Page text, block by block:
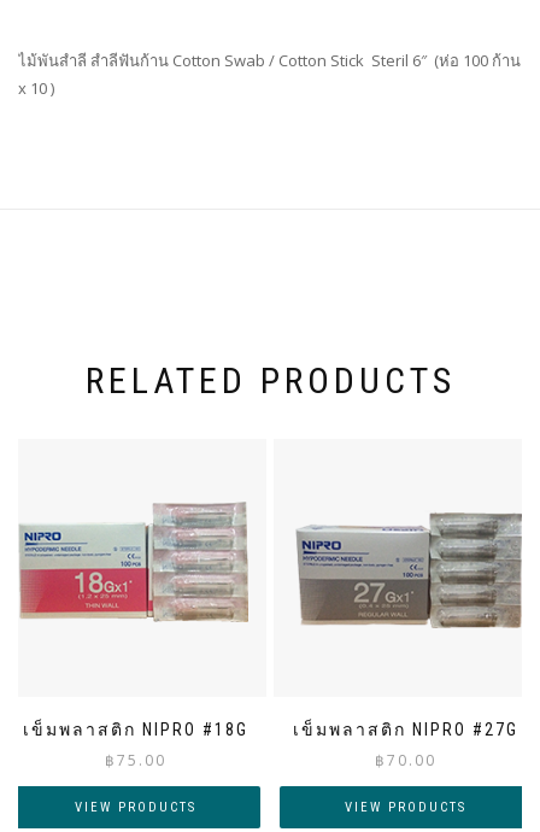
ไม้พันสำลี สำลีฟันก้าน Cotton Swab / Cotton Stick Steril 6″ (ห่อ 100 ก้าน
x 10 )
RELATED PRODUCTS
เข็มพลาสติก NIPRO #18G
฿75.00
VIEW PRODUCTS
เข็มพลาสติก NIPRO #27G
฿70.00
VIEW PRODUCTS